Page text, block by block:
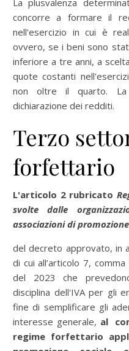
La plusvalenza
concorre a formare il
nell'esercizio in cui è
ovvero, se i beni sono
inferiore a tre anni, a
quote costanti
non oltre il quarto. La
dichiarazione dei redditi.
Terzo
forfettario
L'articolo 2 rubricato
svolte dalle
associazioni di
del decreto approvato, in
di cui all’articolo 7,
del 2023 che
disciplina dell'IVA per gli
fine di semplificare gli
interesse generale, al
regime forfettario